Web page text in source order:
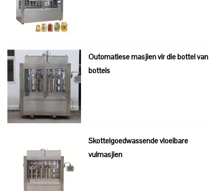
Outomatiese masjien vir die bottel van
bottels
Skottelgoedwassende vloeibare
vulmasjien